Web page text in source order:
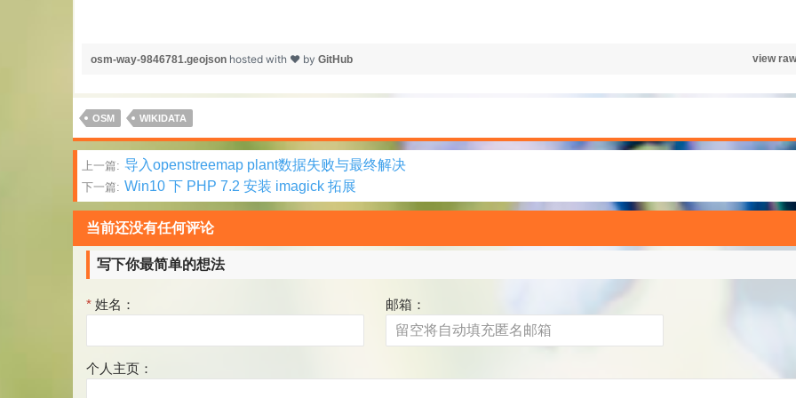
view raw
osm-way-9846781.geojson hosted with ❤ by GitHub
OSM WIKIDATA
文
章
分
页
上一篇: 导入openstreemap plant数据失败与最终解决
下一篇: Win10 下 PHP 7.2 安装 imagick 拓展
当前还没有任何评论
写下你最简单的想法
* 姓名： 邮箱：
个人主页：